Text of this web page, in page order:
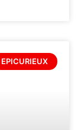
EPICURIEUX